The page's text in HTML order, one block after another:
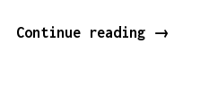
Continue reading
Geraci
→